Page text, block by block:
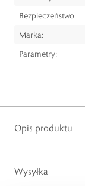
Bezpieczeństwo:
Marka:
Parametry:
Opis produktu
Wysyłka